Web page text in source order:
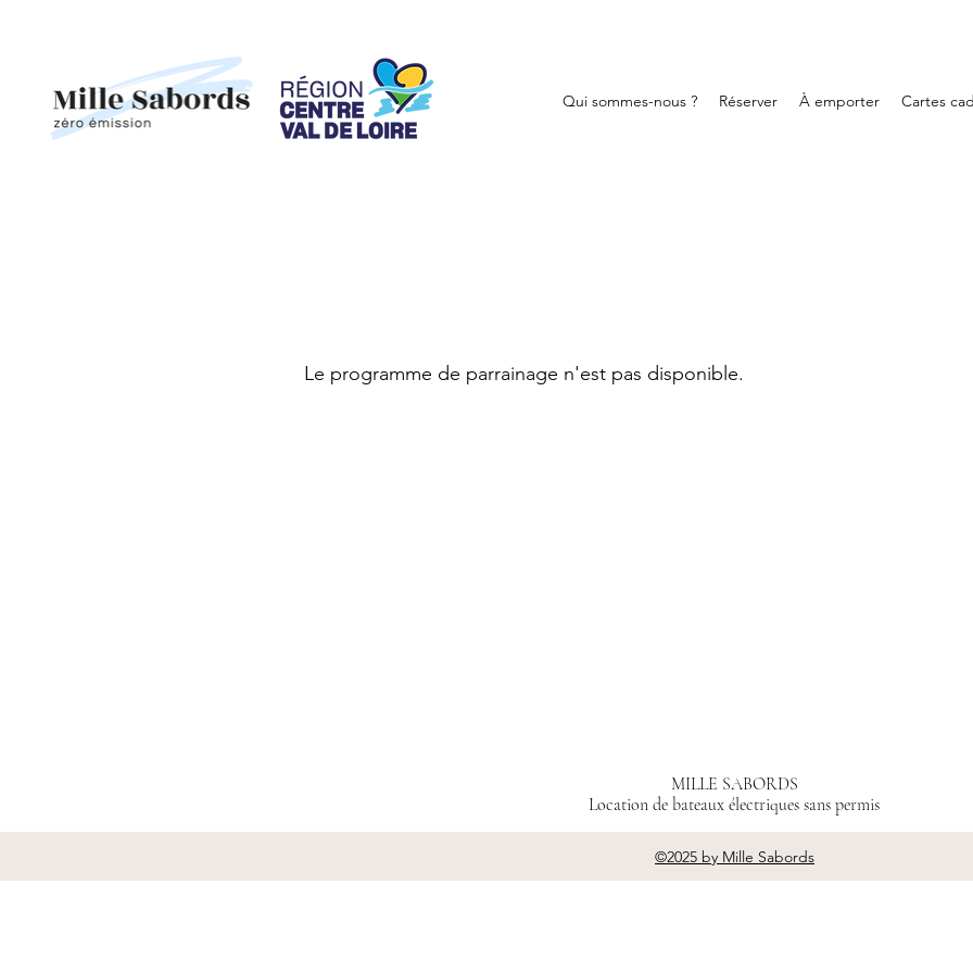
Qui sommes-nous ? Réserver À emporter Cartes
Le programme de parrainage n'est pas disponible.
MILLE SABORDS
Location de bateaux électriques sans permis
©2025 by Mille Sabords